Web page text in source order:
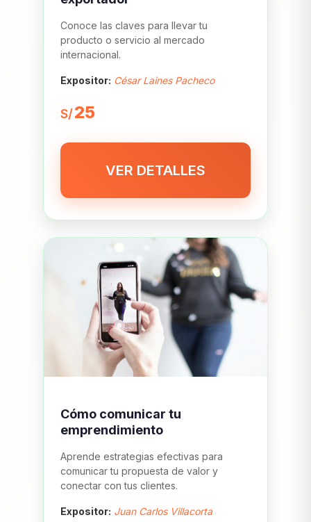
Conoce las claves para llevar tu
producto o servicio al mercado
internacional.
Expositor: César Laines Pacheco
S/25
VER DETALLES
Cómo comunicar tu
emprendimiento
Aprende estrategias efectivas para
comunicar tu propuesta de valor y
conectar con tus clientes.
Expositor: Juan Carlos Villacorta